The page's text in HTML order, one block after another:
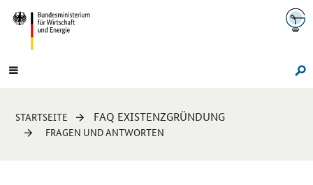
Navigation
Hauptmenü
Sie
sind
STARTSEITE FAQ EXISTENZGRÜNDUNG
FRAGEN UND ANTWORTEN